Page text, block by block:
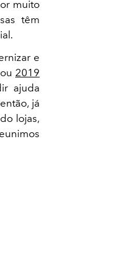
muito
têm
e
2019
ajuda
já
lojas,